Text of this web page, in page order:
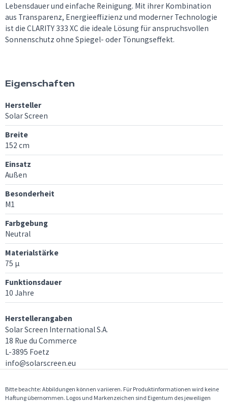
Lebensdauer und einfache Reinigung. Mit ihrer Kombination
aus Transparenz, Energieeffizienz und moderner Technologie
ist die CLARITY 333 XC die ideale Lösung für anspruchsvollen
Sonnenschutz ohne Spiegel- oder Tönungseffekt.
Eigenschaften
Hersteller
Solar Screen
Breite
152 cm
Einsatz
Außen
Besonderheit
M1
Farbgebung
Neutral
Materialstärke
75 μ
Funktionsdauer
10 Jahre
Herstellerangaben
Solar Screen International S.A.
18 Rue du Commerce
L-3895 Foetz
info@solarscreen.eu
Bitte beachte: Abbildungen können variieren. Für Produktinformationen wird keine
Haftung übernommen. Logos und Markenzeichen sind Eigentum des jeweiligen